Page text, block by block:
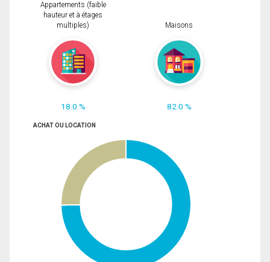
Appartements (faible
hauteur et à étages
multiples)
18.0 %
Maisons
82.0 %
ACHAT OU LOCATION